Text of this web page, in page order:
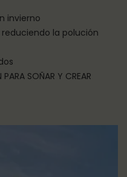
invierno
la polución
SOÑAR Y CREAR